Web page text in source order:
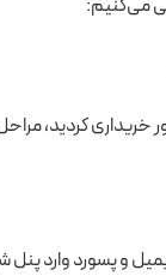
می‌کنیم:
کردید،
و پسورد وارد پنل